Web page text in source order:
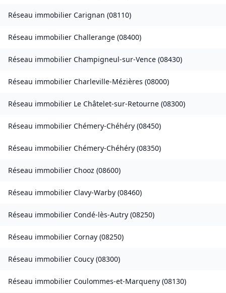
Réseau immobilier Carignan (08110)
Réseau immobilier Challerange (08400)
Réseau immobilier Champigneul-sur-Vence (08430)
Réseau immobilier Charleville-Mézières (08000)
Réseau immobilier Le Châtelet-sur-Retourne (08300)
Réseau immobilier Chémery-Chéhéry (08450)
Réseau immobilier Chémery-Chéhéry (08350)
Réseau immobilier Chooz (08600)
Réseau immobilier Clavy-Warby (08460)
Réseau immobilier Condé-lès-Autry (08250)
Réseau immobilier Cornay (08250)
Réseau immobilier Coucy (08300)
Réseau immobilier Coulommes-et-Marqueny (08130)